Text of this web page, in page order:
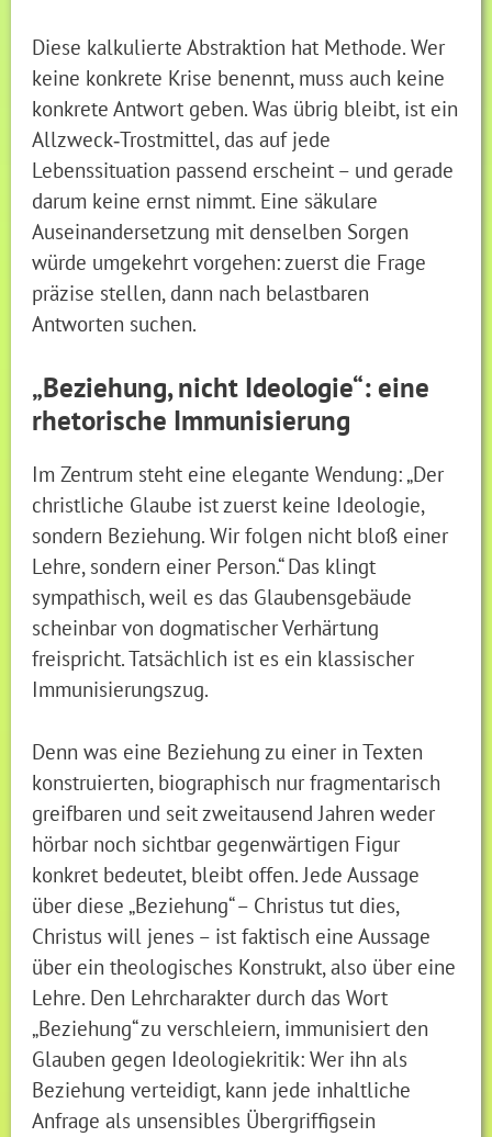
Diese kalkulierte Abstraktion hat Methode. Wer
keine konkrete Krise benennt, muss auch keine
konkrete Antwort geben. Was übrig bleibt, ist ein
Allzweck‑Trostmittel, das auf jede
Lebenssituation passend erscheint – und gerade
darum keine ernst nimmt. Eine säkulare
Auseinandersetzung mit denselben Sorgen
würde umgekehrt vorgehen: zuerst die Frage
präzise stellen, dann nach belastbaren
Antworten suchen.
„Beziehung, nicht Ideologie“: eine
rhetorische Immunisierung
Im Zentrum steht eine elegante Wendung: „Der
christliche Glaube ist zuerst keine Ideologie,
sondern Beziehung. Wir folgen nicht bloß einer
Lehre, sondern einer Person.“ Das klingt
sympathisch, weil es das Glaubensgebäude
scheinbar von dogmatischer Verhärtung
freispricht. Tatsächlich ist es ein klassischer
Immunisierungszug.
Denn was eine Beziehung zu einer in Texten
konstruierten, biographisch nur fragmentarisch
greifbaren und seit zweitausend Jahren weder
hörbar noch sichtbar gegenwärtigen Figur
konkret bedeutet, bleibt offen. Jede Aussage
über diese „Beziehung“ – Christus tut dies,
Christus will jenes – ist faktisch eine Aussage
über ein theologisches Konstrukt, also über eine
Lehre. Den Lehrcharakter durch das Wort
„Beziehung“ zu verschleiern, immunisiert den
Glauben gegen Ideologiekritik: Wer ihn als
Beziehung verteidigt, kann jede inhaltliche
Anfrage als unsensibles Übergriffigsein